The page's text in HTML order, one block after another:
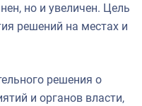
но и увеличен. Цель
решений на местах и
решения о
и органов власти,